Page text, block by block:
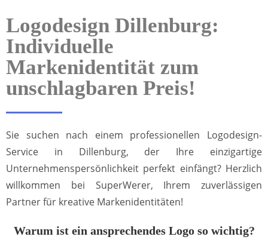
Logodesign Dillenburg:
Individuelle
Markenidentität zum
unschlagbaren Preis!
Sie suchen nach einem professionellen Logodesign-
Service in Dillenburg, der Ihre einzigartige
Unternehmenspersönlichkeit perfekt einfängt? Herzlich
willkommen bei SuperWerer, Ihrem zuverlässigen
Partner für kreative Markenidentitäten!
Warum ist ein ansprechendes Logo so wichtig?